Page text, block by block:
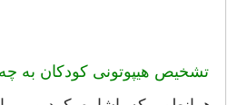
تشخیص هیپوتونی کودکان